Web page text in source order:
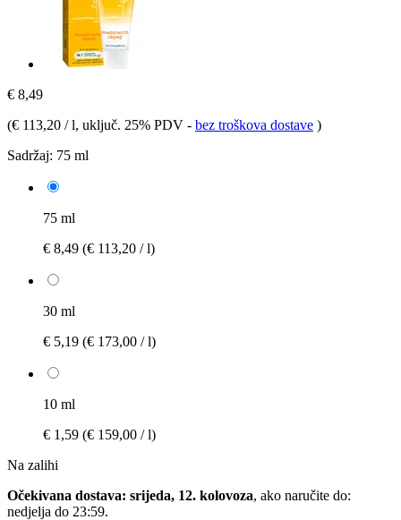
€ 8,49
(€ 113,20 / l, uključ. 25% PDV - bez troškova dostave )
Sadržaj: 75 ml
75 ml
€ 8,49 (€ 113,20 / l)
30 ml
€ 5,19 (€ 173,00 / l)
10 ml
€ 1,59 (€ 159,00 / l)
Na zalihi
Očekivana dostava: srijeda, 12. kolovoza, ako naručite do:
nedjelja do 23:59.